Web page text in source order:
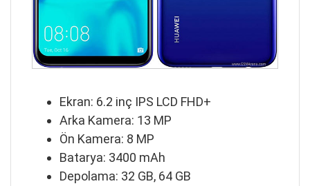
Ekran: 6.2 inç IPS LCD FHD+
Arka Kamera: 13 MP
Ön Kamera: 8 MP
Batarya: 3400 mAh
Depolama: 32 GB, 64 GB